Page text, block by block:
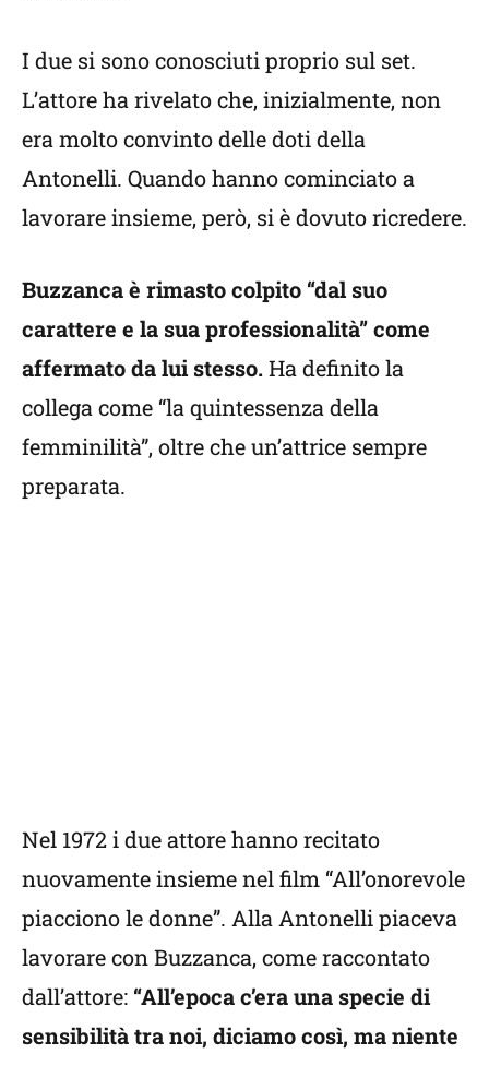
I due si sono conosciuti proprio sul set.
L’attore ha rivelato che, inizialmente, non
era molto convinto delle doti della
Antonelli. Quando hanno cominciato a
lavorare insieme, però, si è dovuto ricredere.
Buzzanca è rimasto colpito “dal suo
carattere e la sua professionalità” come
affermato da lui stesso.Ha definito la
collega come “la quintessenza della
femminilità”, oltre che un’attrice sempre
preparata.
Nel 1972 i due attore hanno recitato
nuovamente insieme nel film “All’onorevole
piacciono le donne”. Alla Antonelli piaceva
lavorare con Buzzanca, come raccontato
dall’attore: “All’epoca c’era una specie di
sensibilità tra noi, diciamo così, ma niente